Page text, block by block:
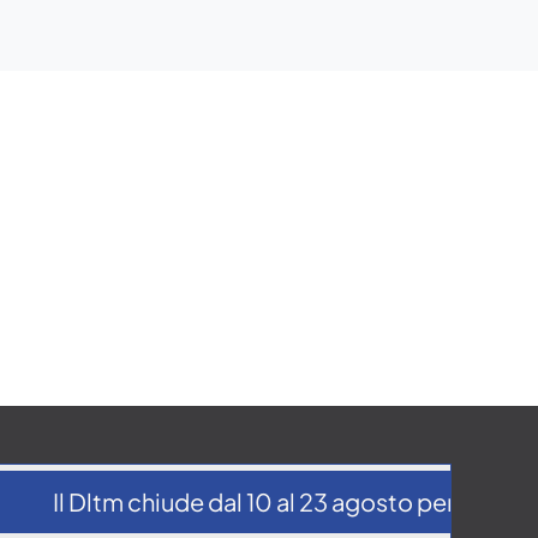
Il Dltm chiude dal 10 al 23 agosto per la pausa